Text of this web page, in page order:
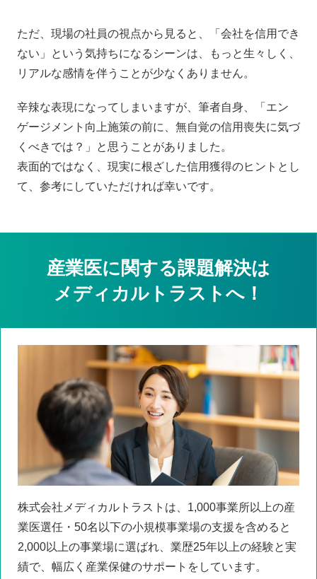
ただ、現場の社員の視点から見ると、「会社を信用でき
ない」という気持ちになるシーンは、もっと生々しく、
リアルな感情を伴うことが少なくありません。
辛辣な表現になってしまいますが、筆者自身、「エン
ゲージメント向上施策の前に、無自覚の信用喪失に気づ
くべきでは？」と思うことがありました。
表面的ではなく、現実に根ざした信用獲得のヒントとし
て、参考にしていただければ幸いです。
産業医に関する課題解決は
メディカルトラストへ！
株式会社メディカルトラストは、1,000事業所以上の産
業医選任・50名以下の小規模事業場の支援を含めると
2,000以上の事業場に選ばれ、業歴25年以上の経験と実
績で、幅広く産業保健のサポートをしています。